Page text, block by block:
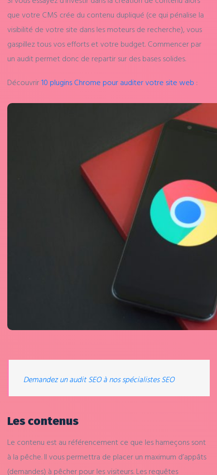
que votre CMS crée du contenu dupliqué (ce qui pénalise la
visibilité de votre site dans les moteurs de recherche), vous
gaspillez tous vos efforts et votre budget. Commencer par
un audit permet donc de repartir sur des bases solides.
Découvrir10 plugins Chrome pour auditer votre site web :
Demandez un audit SEO à nos spécialistes SEO
Les contenus
Le contenu est au référencement ce que les hameçons sont
à la pêche. Il vous permettra de placer un maximum d’appâts
(demandes) à pêcher pour les visiteurs. Les requêtes